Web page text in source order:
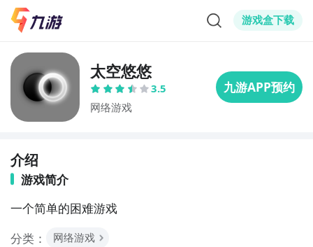
游戏盒下载
太空悠悠
3.5
网络游戏
介绍
游戏简介
一个简单的困难游戏
分类：
网络游戏